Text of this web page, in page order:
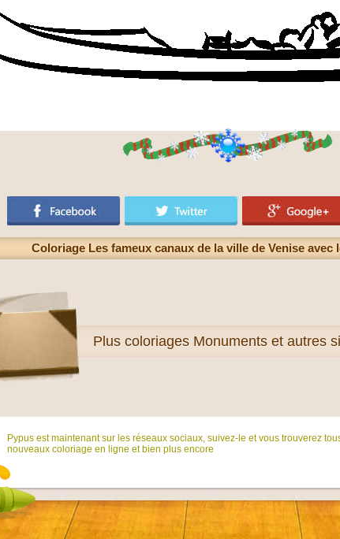
Coloriage Les fameux canaux de la ville de Venise
Plus coloriages Monuments et autres
Pypus est maintenant sur ​​les réseaux sociaux, suivez-le et vous trouverez
nouveaux coloriage en ligne et bien plus encore